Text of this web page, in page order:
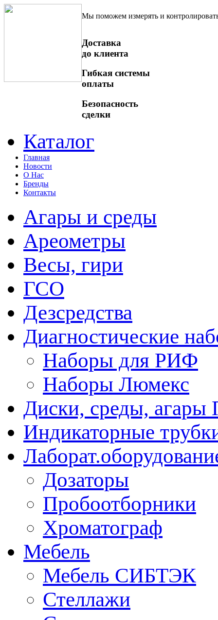
Мы поможем измерять и
Доставка
до клиента
Гибкая системы
оплаты
Безопасность
сделки
Каталог
Главная
Новости
О Нас
Бренды
Контакты
Агары и среды
Ареометры
Весы, гири
ГСО
Дезсредства
Диагностические
Наборы для РИФ
Наборы Люмекс
Диски, среды, агары
Индикаторные
Дозаторы
Пробоотборники
Хроматограф
Мебель
Мебель СИБТЭК
Стеллажи